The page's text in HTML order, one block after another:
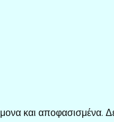
και αποφασισμένα.